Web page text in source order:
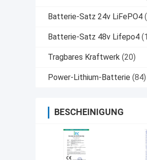
Batterie-Satz 24v LiFePO4
Batterie-Satz 48v Lifepo4
Tragbares Kraftwerk (20)
Power-Lithium-Batterie (84)
BESCHEINIGUNG